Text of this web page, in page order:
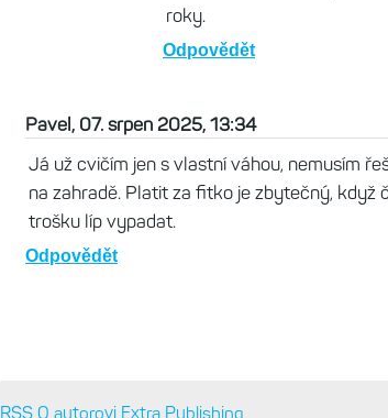
roky.
Odpovědět
Pavel, 07. srpen 2025, 13:34
Já už cvičím jen s vlastní váhou, nemusím
na zahradě. Platit za fitko je zbytečný, když
trošku líp vypadat.
Odpovědět
RSS O autorovi Extra Publishing